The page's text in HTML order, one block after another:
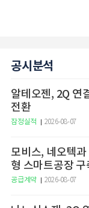
공시분석
알테오젠, 2Q 연
전환
잠정실적 2026-08-07
모비스, 네오텍
형 스마트공장 구
공급계약 2026-08-07